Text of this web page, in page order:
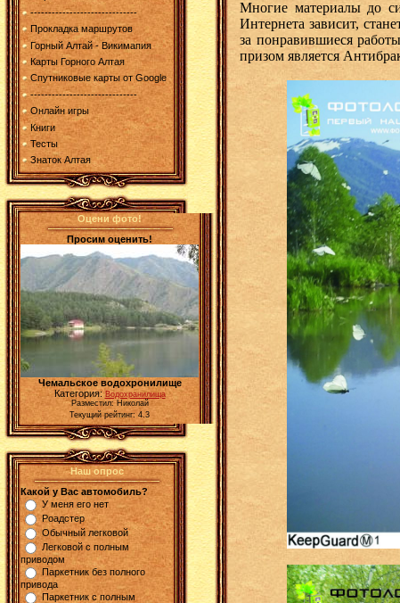
------------------------------
Прокладка маршрутов
Горный Алтай - Викимапия
Карты Горного Алтая
Спутниковые карты от Google
------------------------------
Онлайн игры
Книги
Тесты
Знаток Алтая
Оцени фото!
Просим оценить!
Чемальское водохронилище
Категория:Водохранилища
Разместил: Николай
Текущий рейтинг: 4.3
Наш опрос
Какой у Вас автомобиль?
У меня его нет
Роадстер
Обычный легковой
Легковой с полным
приводом
Паркетник без полного
привода
Паркетник с полным
Многие материалы до
Интернета зависит,
за понравившиеся
призом является